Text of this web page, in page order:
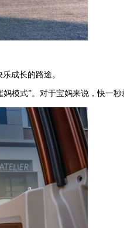
成长的路途。
模式”。对于宝妈来说，快一